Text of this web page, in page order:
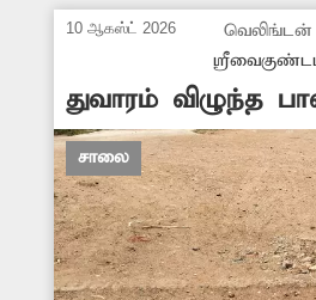
10 ஆகஸ்ட் 2026
வெலிங்டன்
துவாரம் விழுந்த
சாலை